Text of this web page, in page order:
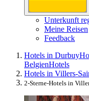
Unterkunft
Meine Reisen
Feedback
Hotels in Durbuy
BelgienHotels
Hotels in Villers-
2-Sterne-Hotels in